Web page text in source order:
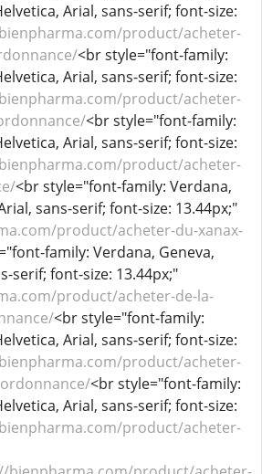
Arial, sans-serif; font-size:
product/acheter-
<br style="font-family:
Arial, sans-serif; font-size:
product/acheter-
<br style="font-family:
Arial, sans-serif; font-size:
product/acheter-
<br style="font-family: Verdana,
sans-serif; font-size: 13.44px;"
product/acheter-du-xanax-
family: Verdana, Geneva,
serif; font-size: 13.44px;"
product/acheter-de-la-
<br style="font-family:
Arial, sans-serif; font-size:
product/acheter-
<br style="font-family:
Arial, sans-serif; font-size:
product/acheter-